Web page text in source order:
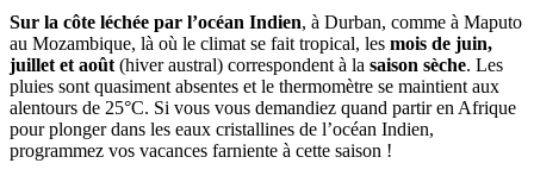
Sur la côte léchée par l’océan Indien, à Durban, comme à Maputo
au Mozambique, là où le climat se fait tropical, les mois de juin,
juillet et août (hiver austral) correspondent à la saison sèche. Les
pluies sont quasiment absentes et le thermomètre se maintient aux
alentours de 25°C. Si vous vous demandiez quand partir en Afrique
pour plonger dans les eaux cristallines de l’océan Indien,
programmez vos vacances farniente à cette saison !